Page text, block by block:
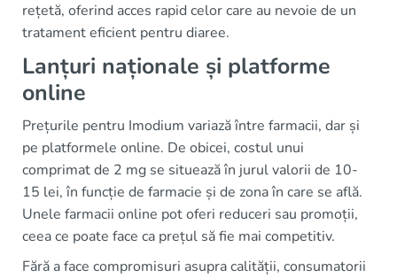
rețetă, oferind acces rapid celor care au nevoie de un
tratament eficient pentru diaree.
Lanțuri naționale și platforme
online
Prețurile pentru Imodium variază între farmacii, dar și
pe platformele online. De obicei, costul unui
comprimat de 2 mg se situează în jurul valorii de 10-
15 lei, în funcție de farmacie și de zona în care se află.
Unele farmacii online pot oferi reduceri sau promoții,
ceea ce poate face ca prețul să fie mai competitiv.
Fără a face compromisuri asupra calității, consumatorii